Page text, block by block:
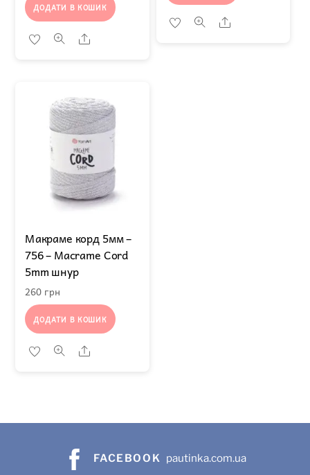
ДОДАТИ В КОШИК
Share
Share
Макраме корд 5мм –
756 – Macrame Cord
5mm шнур
260 грн
ДОДАТИ В КОШИК
Share
FACEBOOK pautinka.com.ua